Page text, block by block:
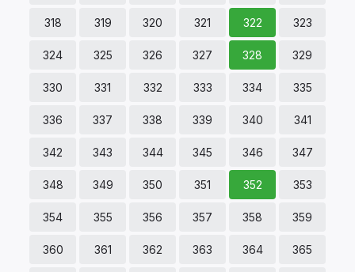
318 319 320 321 322 323
324 325 326 327 328 329
330 331 332 333 334 335
336 337 338 339 340 341
342 343 344 345 346 347
348 349 350 351 352 353
354 355 356 357 358 359
360 361 362 363 364 365